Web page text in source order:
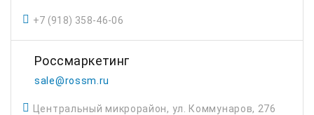
+7 (918) 358-46-06
Россмаркетинг
sale@rossm.ru
Центральный микрорайон, ул. Коммунаров, 276